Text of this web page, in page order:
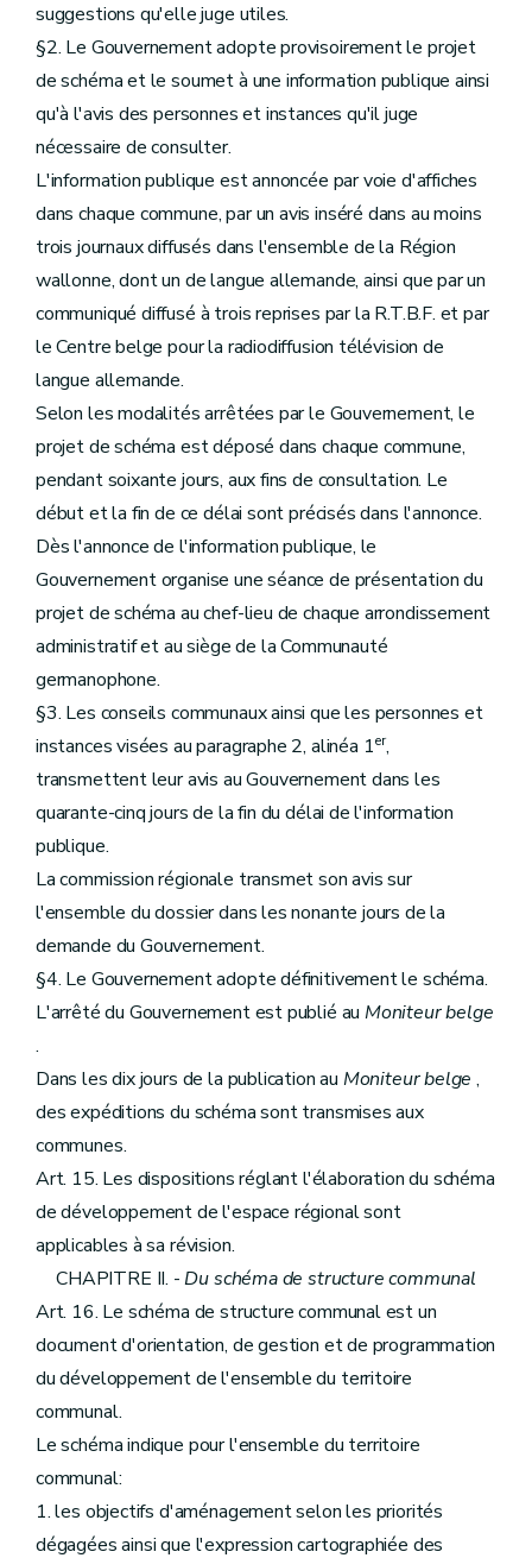
suggestions qu'elle juge utiles.
§2. Le Gouvernement adopte provisoirement le projet
de schéma et le soumet à une information publique ainsi
qu'à l'avis des personnes et instances qu'il juge
nécessaire de consulter.
L'information publique est annoncée par voie d'affiches
dans chaque commune, par un avis inséré dans au moins
trois journaux diffusés dans l'ensemble de la Région
wallonne, dont un de langue allemande, ainsi que par un
communiqué diffusé à trois reprises par la R.T.B.F. et par
le Centre belge pour la radiodiffusion télévision de
langue allemande.
Selon les modalités arrêtées par le Gouvernement, le
projet de schéma est déposé dans chaque commune,
pendant soixante jours, aux fins de consultation. Le
début et la fin de ce délai sont précisés dans l'annonce.
Dès l'annonce de l'information publique, le
Gouvernement organise une séance de présentation du
projet de schéma au chef-lieu de chaque arrondissement
administratif et au siège de la Communauté
germanophone.
§3. Les conseils communaux ainsi que les personnes et
instances visées au paragraphe 2, alinéa 1er,
transmettent leur avis au Gouvernement dans les
quarante-cinq jours de la fin du délai de l'information
publique.
La commission régionale transmet son avis sur
l'ensemble du dossier dans les nonante jours de la
demande du Gouvernement.
§4. Le Gouvernement adopte définitivement le schéma.
L'arrêté du Gouvernement est publié au Moniteur belge
.
Dans les dix jours de la publication au Moniteur belge ,
des expéditions du schéma sont transmises aux
communes.
Art. 15. Les dispositions réglant l'élaboration du schéma
de développement de l'espace régional sont
applicables à sa révision.
CHAPITRE II. -Du schéma de structure communal
Art. 16. Le schéma de structure communal est un
document d'orientation, de gestion et de programmation
du développement de l'ensemble du territoire
communal.
Le schéma indique pour l'ensemble du territoire
communal:
1. les objectifs d'aménagement selon les priorités
dégagées ainsi que l'expression cartographiée des